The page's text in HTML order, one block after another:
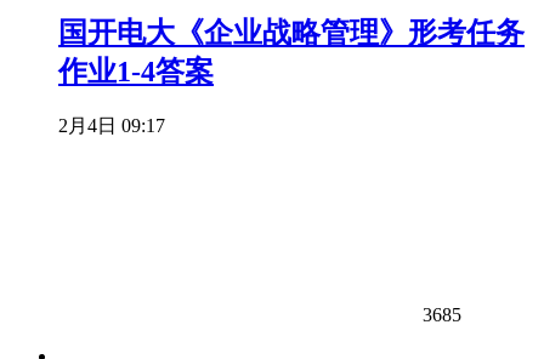
国开电大《企业战略管理》形考任务
作业1-4答案
2月4日 09:17
3685